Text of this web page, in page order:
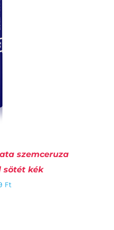
szemceruza
sötét kék
Ft